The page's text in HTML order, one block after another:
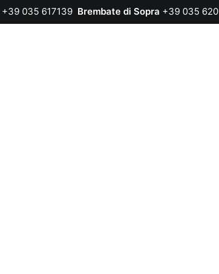
+39 035 617139 Brembate di Sopra +39 035